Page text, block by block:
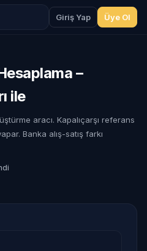
Giriş Yap Üye Ol
–
ile
aracı. Kapalıçarşı referans
Banka alış-satış farkı